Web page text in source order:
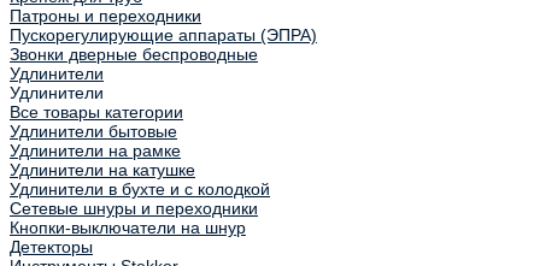
Патроны и переходники
Пускорегулирующие аппараты (ЭПРА)
Звонки дверные беспроводные
Удлинители
Удлинители
Все товары категории
Удлинители бытовые
Удлинители на рамке
Удлинители на катушке
Удлинители в бухте и с колодкой
Сетевые шнуры и переходники
Кнопки-выключатели на шнур
Детекторы